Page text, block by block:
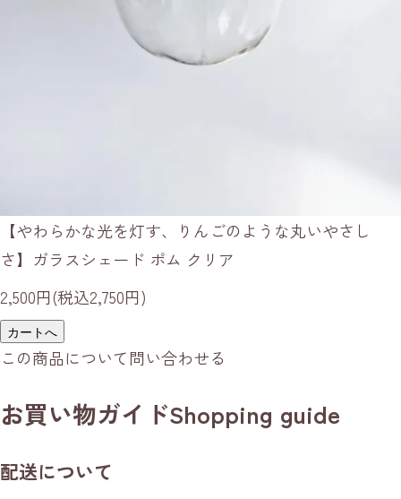
【やわらかな光を灯す、りんごのような丸いやさし
さ】ガラスシェード ポム クリア
2,500円(税込2,750円)
カートへ
この商品について問い合わせる
お買い物ガイドShopping guide
配送について